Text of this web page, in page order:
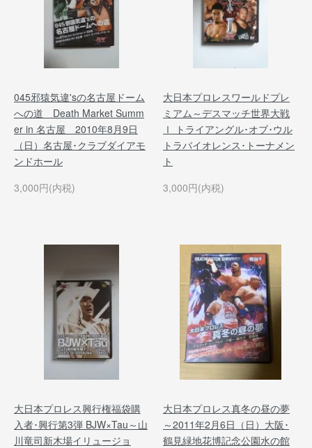
045邪猿気違'sの名古屋ドーム
への道 Death Market Summ
er in 名古屋 2010年8月9日
（日）名古屋･クラブダイアモ
ンドホール
3,000円(内税)
大日本プロレスワールドプレ
ミアム～デスマッチ世界大戦
Ⅰ トライアングル･オブ･ウル
トラバイオレンス･トーナメン
ト
3,000円(内税)
大日本プロレス興行権福袋購
入者･興行第3弾 BJW×Tau～山
川竜司新木場イリュージョ
大日本プロレス真冬の昼の夢
～2011年2月6日（日）大阪･
鶴見緑地花博記念公園水の館